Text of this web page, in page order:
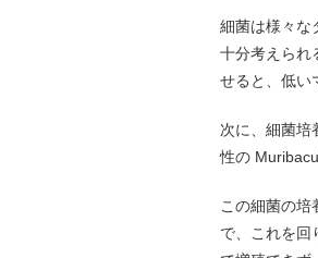
細菌は様々な
十分考えられ
せると、低い
次に、細菌培
性の
この細菌の
で、これを回